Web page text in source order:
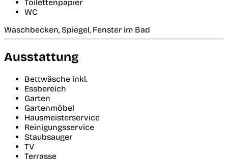
Toilettenpapier
WC
Waschbecken, Spiegel, Fenster im Bad
Ausstattung
Bettwäsche inkl.
Essbereich
Garten
Gartenmöbel
Hausmeisterservice
Reinigungsservice
Staubsauger
TV
Terrasse